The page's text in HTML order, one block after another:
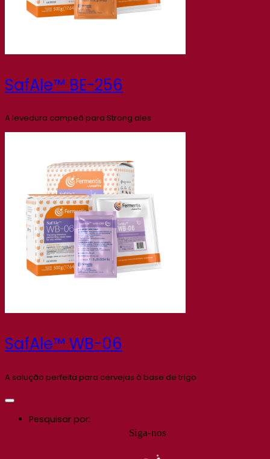
SafAle™ BE-256
A levedura campeã para Strong ales
SafAle™ WB-06
A solução perfeita para cervejas à base de trigo
Siga-nos
Pesquisar por: